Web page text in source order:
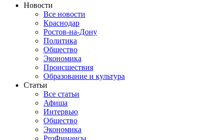
Новости
Все новости
Краснодар
Ростов-на-Дону
Политика
Общество
Экономика
Происшествия
Образование и культура
Статьи
Все статьи
Афиша
Интервью
Общество
Экономика
ProФинансы